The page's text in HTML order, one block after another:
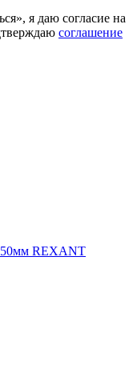
я даю согласие на
соглашение
REXANT